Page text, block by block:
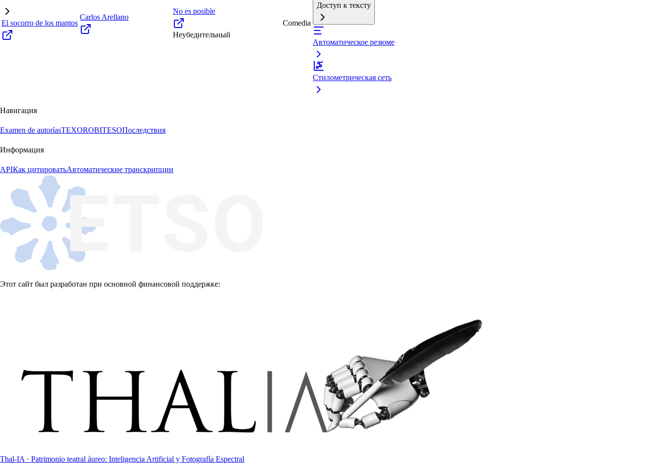
El socorro de los mantos
Carlos Arellano
No es posible
Неубедительный
Comedia
Доступ к тексту
Автоматическое резюме
Стилометрическая сеть
Навигация
Examen de autoríasTEXOROBITESOПоследствия
Информация
APIКак цитироватьАвтоматические транскрипции
Этот сайт был разработан при основной финансовой поддержке:
Thal-IA · Patrimonio teatral áureo: Inteligencia Artificial y Fotografía Espectral